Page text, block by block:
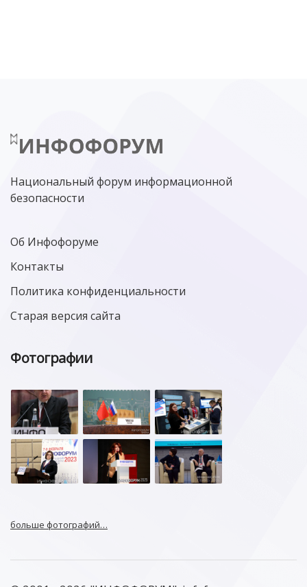
МИНЦИФРЫ РОССИИ NGFW
Национальный форум информационной
безопасности
Об Инфофоруме
Контакты
Политика конфиденциальности
Старая версия сайта
Фотографии
больше фотографий…